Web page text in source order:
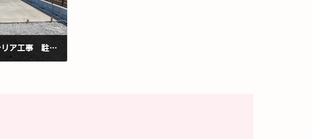
加須市内S様宅新築エクステリア工事 駐車場土間コンクリート工事